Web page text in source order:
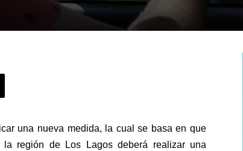
una nueva medida, la cual se basa en que
región de Los Lagos deberá realizar una